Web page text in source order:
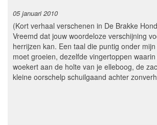
05 januari 2010
(Kort verhaal verschenen in De Brakke
Vreemd dat jouw woordeloze verschijning
herrijzen kan. Een taal die puntig onder
moet groeien, dezelfde vingertoppen
woekert aan de holte van je elleboog, de
kleine oorschelp schuilgaand achter